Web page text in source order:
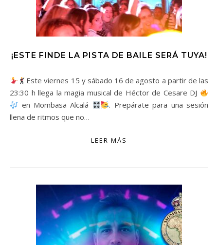
¡ESTE FINDE LA PISTA DE BAILE SERÁ TUYA!
Este viernes 15 y sábado 16 de agosto a partir de las
23:30 h llega la magia musical de Héctor de Cesare DJ
en Mombasa Alcalá
. Prepárate para una sesión
llena de ritmos que no…
LEER MÁS